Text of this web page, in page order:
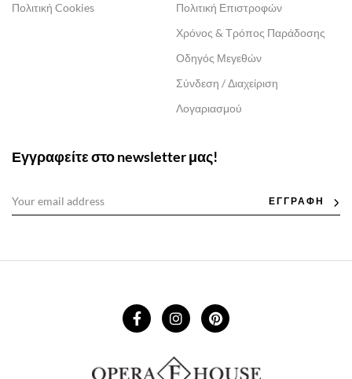
Πολιτική Cookies
Πολιτική Επιστροφών
Χρόνος & Τρόπος Παράδοσης
Οδηγός Μεγεθών
Σύνδεση / Διαχείριση
Λογαριασμού
Εγγραφείτε στο newsletter μας!
ΕΓΓΡΑΦΗ